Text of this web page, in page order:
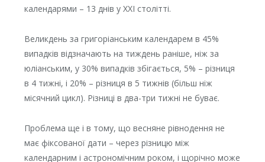
календарями – 13 днів у XXI столітті.
Великдень за григоріанським календарем в 45%
випадків відзначають на тиждень раніше, ніж за
юліанським, у 30% випадків збігається, 5% – різниця
в 4 тижні, і 20% – різниця в 5 тижнів (більш ніж
місячний цикл). Різниці в два-три тижні не буває.
Проблема ще і в тому, що весняне рівнодення не
має фіксованої дати – через різницю між
календарним і астрономічним роком, і щорічно може